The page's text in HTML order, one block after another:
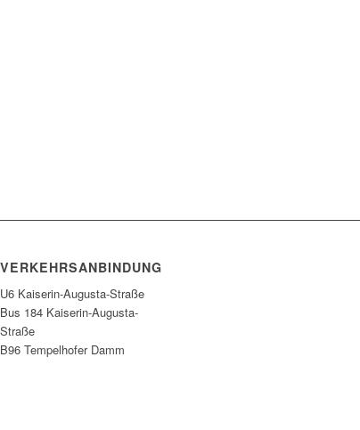
VERKEHRSANBINDUNG
U6 Kaiserin-Augusta-Straße
Bus 184 Kaiserin-Augusta-
Straße
B96 Tempelhofer Damm